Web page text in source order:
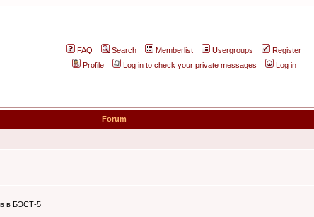
FAQ Search Memberlist Usergroups
Register
Profile
Log in to check your private messages Log in
Forum
в БЭСТ-5